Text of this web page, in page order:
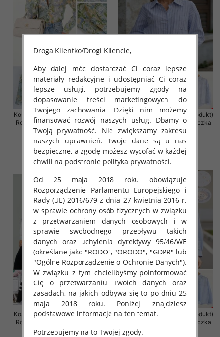
Koszula damska (Francja produkt)
Roz Standard, Mix Kolor .Paczka
10 szt
65.00 zł
szczegóły
Koszula damska (Francja produkt)
Roz Standard, Mix Kolor .Paczka
10 szt
55.00 zł
Koszula damska (Francja produkt)
Roz Standard, Mix Kolor .Paczka
10 szt
Koszula damska (Francja produkt)
Roz Standard, Mix Kolor .Paczka
Droga Klientko/Drogi Kliencie,
Aby dalej móc dostarczać Ci coraz lepsze
materiały redakcyjne i udostępniać Ci coraz
lepsze usługi, potrzebujemy zgody na
dopasowanie treści marketingowych do
Twojego zachowania. Dzięki nim możemy
finansować rozwój naszych usług. Dbamy o
Twoją prywatność. Nie zwiększamy zakresu
naszych uprawnień. Twoje dane są u nas
bezpieczne, a zgodę możesz wycofać w każdej
chwili na podstronie polityka prywatności.
Od 25 maja 2018 roku obowiązuje
Rozporządzenie Parlamentu Europejskiego i
Rady (UE) 2016/679 z dnia 27 kwietnia 2016 r.
w sprawie ochrony osób fizycznych w związku
z przetwarzaniem danych osobowych i w
sprawie swobodnego przepływu takich
danych oraz uchylenia dyrektywy 95/46/WE
(określane jako "RODO", "ORODO", "GDPR" lub
"Ogólne Rozporządzenie o Ochronie Danych").
W związku z tym chcielibyśmy poinformować
Cię o przetwarzaniu Twoich danych oraz
zasadach, na jakich odbywa się to po dniu 25
maja 2018 roku. Poniżej znajdziesz
podstawowe informacje na ten temat.
Potrzebujemy na to Twojej zgody.